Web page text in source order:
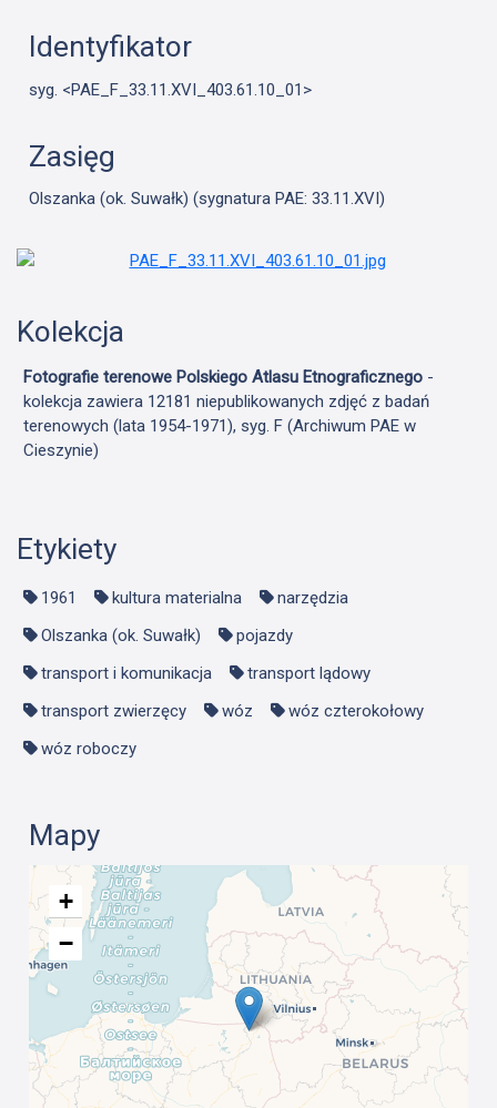
Identyfikator
syg. <PAE_F_33.11.XVI_403.61.10_01>
Zasięg
Olszanka (ok. Suwałk) (sygnatura PAE: 33.11.XVI)
Kolekcja
Fotografie terenowe Polskiego Atlasu Etnograficznego -
kolekcja zawiera 12181 niepublikowanych zdjęć z badań
terenowych (lata 1954-1971), syg. F (Archiwum PAE w
Cieszynie)
Etykiety
1961 kultura materialna
narzędzia
Olszanka (ok. Suwałk)
pojazdy
transport i komunikacja
transport lądowy
transport zwierzęcy
wóz
wóz czterokołowy
wóz roboczy
Mapy
+
−